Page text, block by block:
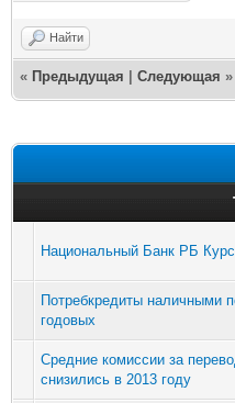
Найти
« Предыдущая Следующая »
Национальный Банк РБ
Потребкредиты наличными
годовых
Средние комиссии за
снизились в 2013 году